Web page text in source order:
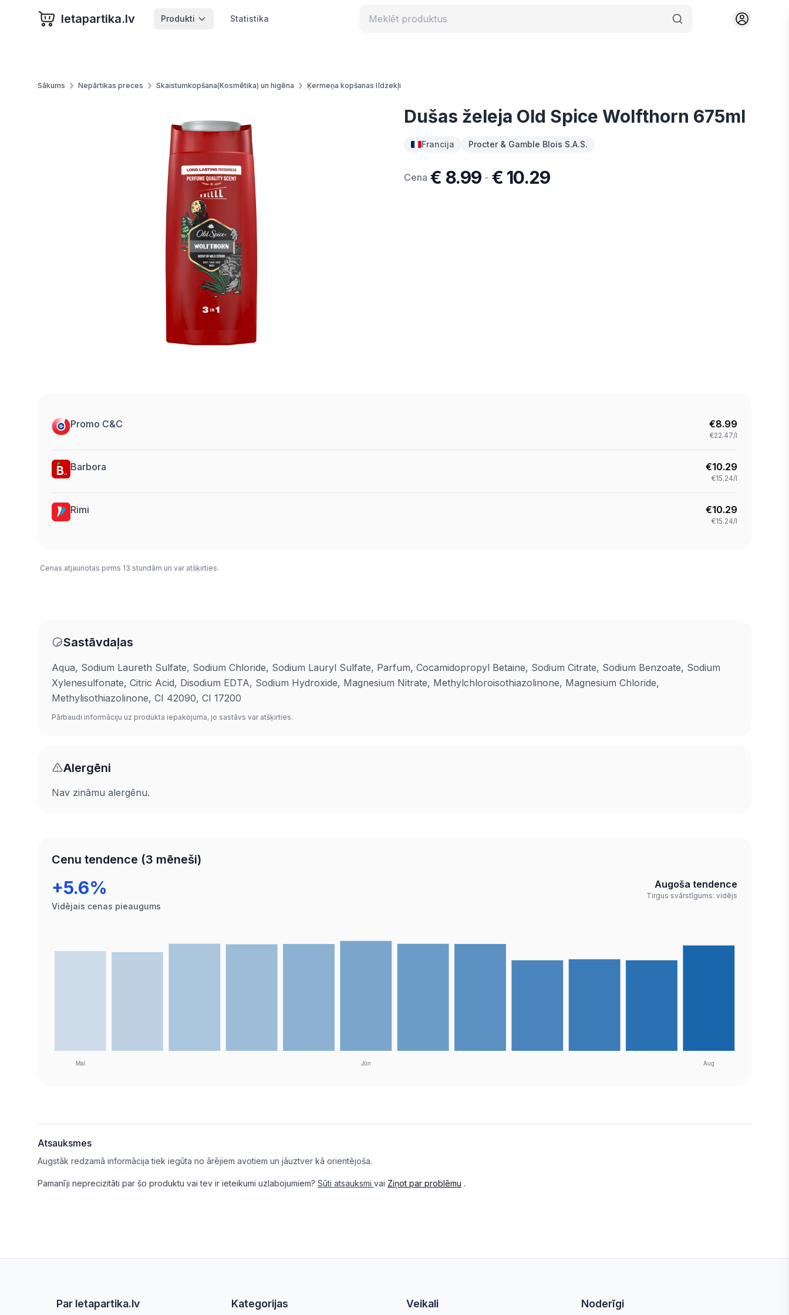
letapartika.lv Produkti Statistika
Sākums Nepārtikas preces Skaistumkopšana(Kosmētika) un higēna Ķermeņa kopšanas līdzekļi
Dušas želeja Old Spice Wolfthorn 675ml
Francija Procter & Gamble Blois S.A.S.
Cena € 8.99 - € 10.29
Promo C&C €8.99
€22.47/l
Barbora €10.29
€15.24/l
Rimi €10.29
€15.24/l
Cenas atjaunotas pirms 13 stundām un var atšķirties.
Sastāvdaļas
Aqua, Sodium Laureth Sulfate, Sodium Chloride, Sodium Lauryl Sulfate, Parfum, Cocamidopropyl Betaine, Sodium Citrate, Sodium Benzoate, Sodium
Xylenesulfonate, Citric Acid, Disodium EDTA, Sodium Hydroxide, Magnesium Nitrate, Methylchloroisothiazolinone, Magnesium Chloride,
Methylisothiazolinone, CI 42090, CI 17200
Pārbaudi informāciju uz produkta iepakojuma, jo sastāvs var atšķirties.
Alergēni
Nav zināmu alergēnu.
Cenu tendence (3 mēneši)
+5.6%
Vidējais cenas pieaugums
Augoša tendence
Tirgus svārstīgums: vidējs
Atsauksmes
Augstāk redzamā informācija tiek iegūta no ārējiem avotiem un jāuztver kā orientējoša.
Pamanīji neprecizitāti par šo produktu vai tev ir ieteikumi uzlabojumiem? Sūti atsauksmi vai Ziņot par problēmu .
Par letapartika.lv Kategorijas Veikali Noderīgi